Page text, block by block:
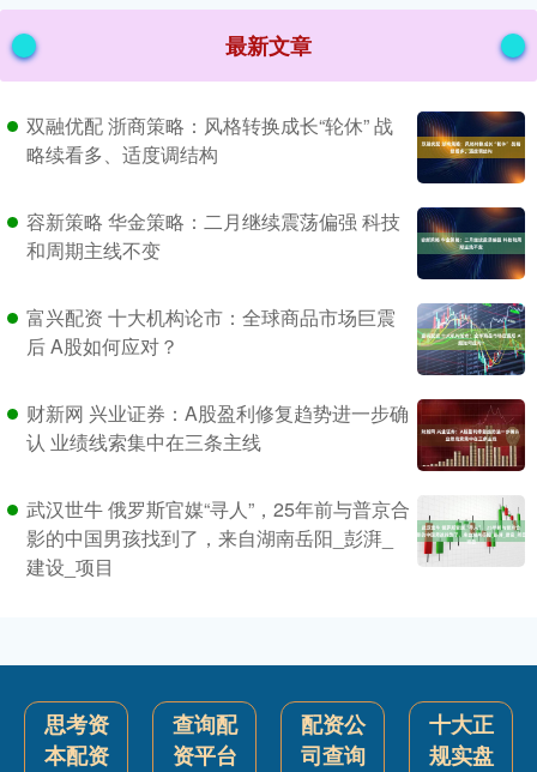
最新文章
双融优配 浙商策略：风格转换成长“轮休” 战
略续看多、适度调结构
容新策略 华金策略：二月继续震荡偏强 科技
和周期主线不变
富兴配资 十大机构论市：全球商品市场巨震
后 A股如何应对？
财新网 兴业证券：A股盈利修复趋势进一步确
认 业绩线索集中在三条主线
武汉世牛 俄罗斯官媒“寻人”，25年前与普京合
影的中国男孩找到了，来自湖南岳阳_彭湃_
建设_项目
思考资
本配资
查询配
资平台
配资公
司查询
十大正
规实盘